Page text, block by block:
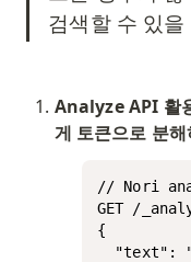
검색할 수 있
Analyze API 활
게 토큰으로 분
// Nori
GET /
{
"text":